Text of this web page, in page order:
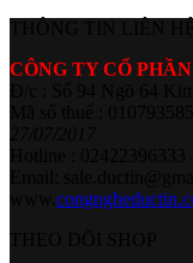
CÔNG TY CỔ